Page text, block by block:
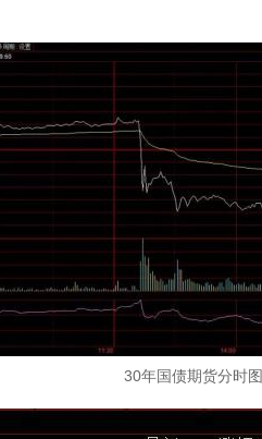
30年国债期货分时图